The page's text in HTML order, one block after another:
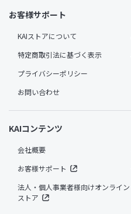
お客様サポート
KAIストアについて
特定商取引法に基づく表示
プライバシーポリシー
お問い合わせ
KAIコンテンツ
会社概要
お客様サポート
法人・個人事業者様向けオンライン
ストア